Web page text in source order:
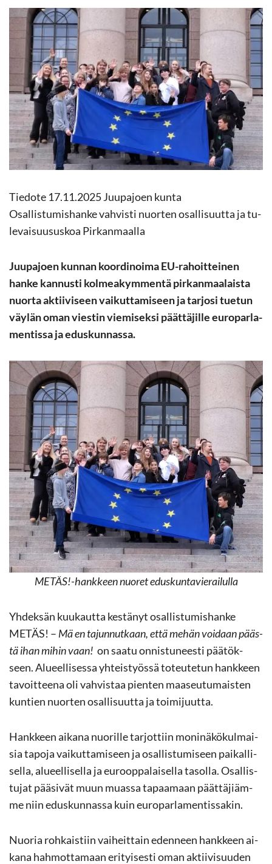
Tie­do­te 17.11.2025 Juu­pa­joen kunta
Osal­lis­tu­mis­han­ke vah­vis­ti nuor­ten osal­li­suut­ta ja tu­
le­vai­suusus­koa Pir­kan­maal­la
Juu­pa­joen kun­nan koor­di­noi­ma EU-​rahoitteinen
hanke kan­nus­ti kol­mea­kym­men­tä pir­kan­maa­lais­ta
nuor­ta ak­tii­vi­seen vai­kut­ta­mi­seen ja tar­jo­si tue­tun
väy­län oman vies­tin vie­mi­sek­si päät­tä­jil­le eu­ro­par­la­
men­tis­sa ja edus­kun­nas­sa.
METÄS!-​hankkeen nuo­ret edus­kun­ta­vie­rai­lul­la
Yh­dek­sän kuu­kaut­ta kes­tä­nyt osal­lis­tu­mis­han­ke
METÄS! – Mä en ta­jun­nut­kaan, että mehän voi­daan pääs­
tä ihan mihin vaan! on saatu on­nis­tu­nees­ti pää­tök­
seen. Alu­eel­li­ses­sa yh­teis­työs­sä to­teu­te­tun hank­keen
ta­voit­tee­na oli vah­vis­taa pien­ten maa­seu­tu­mais­ten
kun­tien nuor­ten osal­li­suut­ta ja toi­mi­juut­ta.
Hank­keen ai­ka­na nuo­ril­le tar­jot­tiin mo­ni­nä­kö­kul­mai­
sia ta­po­ja vai­kut­ta­mi­seen ja osal­lis­tu­mi­seen pai­kal­li­
sel­la, alu­eel­li­sel­la ja eu­roop­pa­lai­sel­la ta­sol­la. Osal­lis­
tu­jat pää­si­vät muun muas­sa ta­paa­maan päät­tä­jiäm­
me niin edus­kun­nas­sa kuin eu­ro­par­la­men­tis­sa­kin.
Nuo­ria roh­kais­tiin vai­heit­tain eden­neen hank­keen ai­
ka­na hah­mot­ta­maan eri­tyi­ses­ti oman ak­tii­vi­suu­den